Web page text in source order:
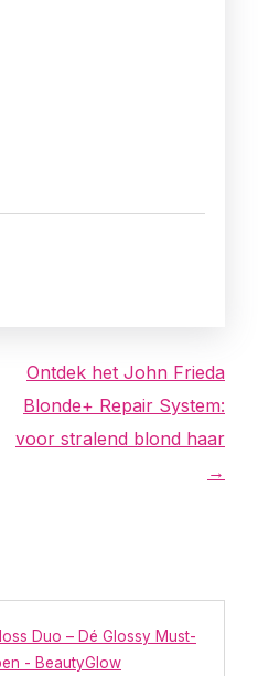
Ontdek het John Frieda
Blonde+ Repair System:
voor stralend blond haar
→
Duo – Dé Glossy Must-
- BeautyGlow